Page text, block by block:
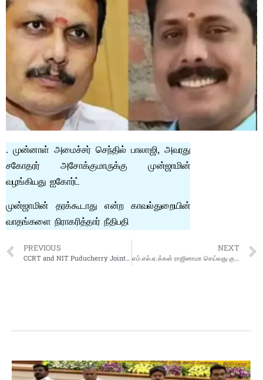
. முன்னாள் அமைச்சர் செந்தில் பாலாஜி, அவரது
சகோதரர் அசோக்குமாருக்கு முன்ஜாமின்
வழங்கியது ஐகோர்ட்
முன்ஜாமின் தரக்கூடாது என்ற காவல்துறையின்
வாதங்களை நிராகரித்தார் நீதிபதி
PREVIOUS NEXT